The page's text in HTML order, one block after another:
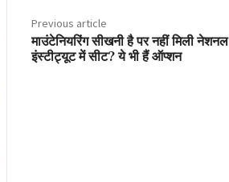
Previous article
माउंटेनियरिंग सीखनी है पर नहीं मिली नेशनल
इंस्टीट्यूट में सीट? ये भी हैं ऑप्शन